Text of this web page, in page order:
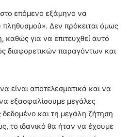
επόμενο εξάμηνο να
πληθυσμού». Δεν πρόκειται όμως
καθώς για να επιτευχθεί αυτό
διαφορετικών παραγόντων και
είναι αποτελεσματικά και να
εξασφαλίσουμε μεγάλες
και τη μεγάλη ζήτηση
το ιδανικό θα ήταν να έχουμε